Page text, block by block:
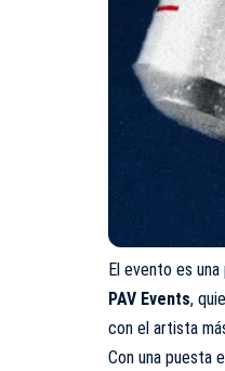
El evento es
PAV Events,
con el artista
Con una puesta